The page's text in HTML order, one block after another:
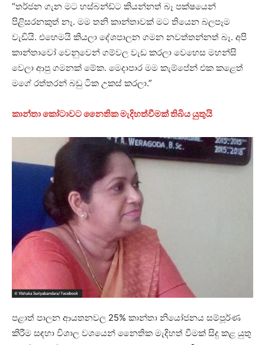
“තර්ජන ගැන මට හස්බන්ඩ්ට කියන්නත් බෑ පක්ෂයෙන්
පිළිසරනකුත් නෑ. මම තනි කාන්තාවක් මට තියෙන බලපෑම
වැඩියි. එහෙමයි කියලා දේශපාලන ගමන නවත්තන්නත් බෑ. අපි
කාන්තාවෝ වෙනුවෙන් ගම්වල වැඩ කරලා වෙහෙස මහන්සි
වෙලා ආපු ගමනක් මේක. මෙදාපාර මම කැම්පේන් එක කළෙත්
මගේ රත්තරන් බඩු ටික උකස් කරලා.”
කාන්තා කෝටාවට නෛතික මැදිහත්වීමක් තිබිය යුතුයි
පළාත් පාලන ආයතනවල 25% කාන්තා නියෝජනය සම්පූර්ණ
කිරීම සඳහා විශාල වශයෙන් නෛතික මැදිහත් වීමක් සිදු කළ යුතු